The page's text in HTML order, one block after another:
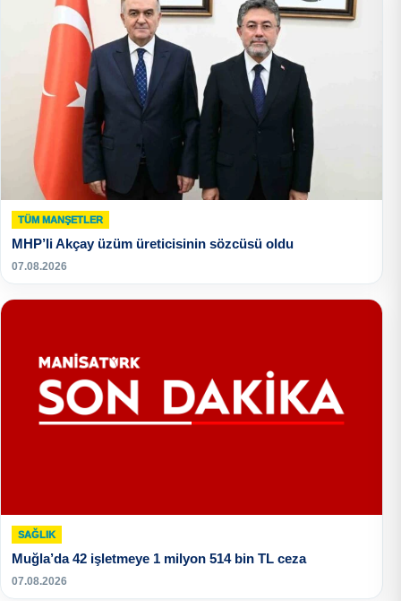
TÜM MANŞETLER
MHP’li Akçay üzüm üreticisinin sözcüsü oldu
07.08.2026
SAĞLIK
Muğla’da 42 işletmeye 1 milyon 514 bin TL ceza
07.08.2026